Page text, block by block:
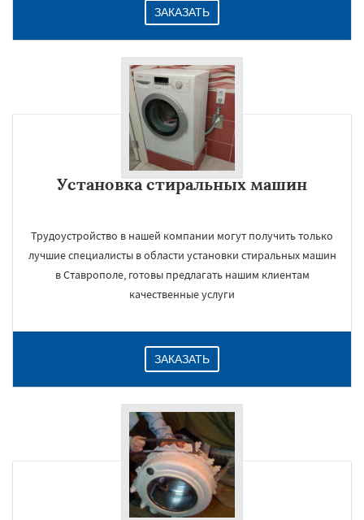
ЗАКАЗАТЬ
Установка стиральных машин
Трудоустройство в нашей компании могут получить только
лучшие специалисты в области установки стиральных машин
в Ставрополе, готовы предлагать нашим клиентам
качественные услуги
ЗАКАЗАТЬ